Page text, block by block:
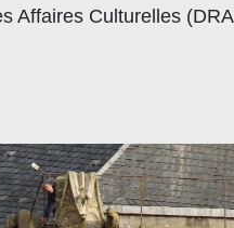
Affaires Culturelles